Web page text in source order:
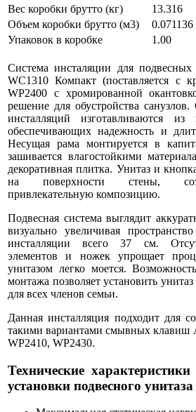
Вес коробки брутто (кг)
13.316
Объем коробки брутто (м3)
0.071136
Упаковок в коробке
1.00
Система инсталяции для
WC1310 Компакт (поставляется с
WP2400 с хромированной
решение для обустройства
инсталляций изготавливаются из
обеспечивающих надежность и
Несущая рама монтируется в
зашивается влагостойкими
декоративная плитка. Унитаз и
на поверхности стены,
привлекательную композицию.
Подвесная система выглядит
визуально увеличивая
инсталляции всего 37 см.
элементов и ножек упрощает
унитазом легко моется.
монтажа позволяет установить
для всех членов семьи.
Данная инсталляция подходит для
такими вариантами смывных
WP2410, WP2430.
Технические
установки подвесного